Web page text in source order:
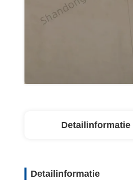
Detailinformatie
Detailinformatie